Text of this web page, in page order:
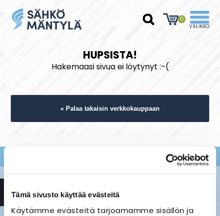
Tämä sivusto käyttää evästeitä
Käytämme evästeitä tarjoamamme sisällön ja
0
HUPSISTA!
Hakemaasi sivua ei löytynyt :-(
« Palaa takaisin verkkokauppaan